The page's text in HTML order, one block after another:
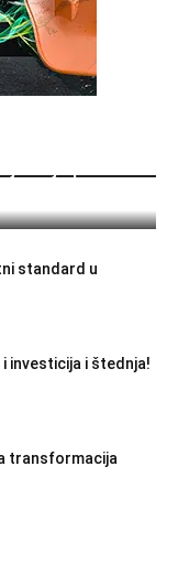
koja prati
standard u
investicija i štednja!
transformacija